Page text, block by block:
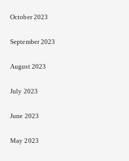
October 2023
September 2023
August 2023
July 2023
June 2023
May 2023